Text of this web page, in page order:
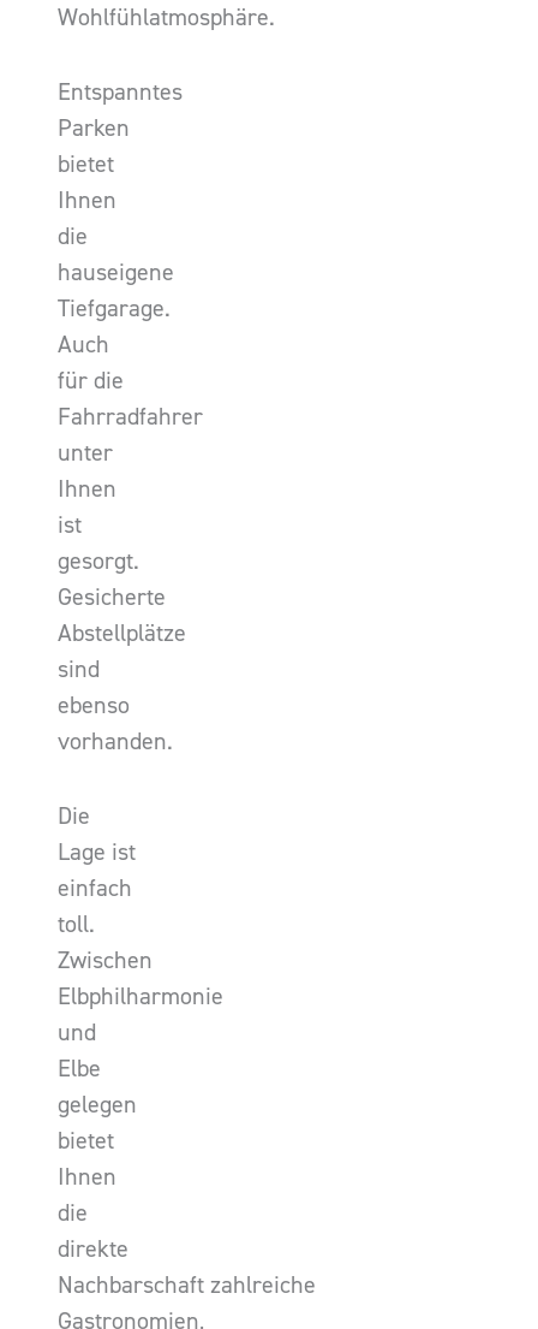
Wohlfühlatmosphäre.
Entspanntes
Parken
bietet
Ihnen
die
hauseigene
Tiefgarage.
Auch
für die
Fahrradfahrer
unter
Ihnen
ist
gesorgt.
Gesicherte
Abstellplätze
sind
ebenso
vorhanden.
Die
Lage ist
einfach
toll.
Zwischen
Elbphilharmonie
und
Elbe
gelegen
bietet
Ihnen
die
direkte
Nachbarschaft zahlreiche
Gastronomien,